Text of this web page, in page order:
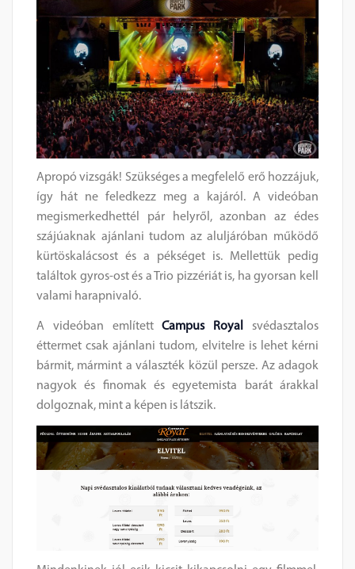
Apropó vizsgák! Szükséges a megfelelő erő hozzájuk,
így hát ne feledkezz meg a kajáról. A videóban
megismerkedhettél pár helyről, azonban az édes
szájúaknak ajánlani tudom az aluljáróban működő
kürtöskalácsost és a pékséget is. Mellettük pedig
találtok gyros-ost és a Trio pizzériát is, ha gyorsan kell
valami harapnivaló.
A videóban említettCampus Royal
svédasztalos
éttermet csak ajánlani tudom, elvitelre is lehet kérni
bármit, mármint a választék közül persze. Az adagok
nagyok és finomak és egyetemista barát árakkal
dolgoznak, mint a képen is látszik.